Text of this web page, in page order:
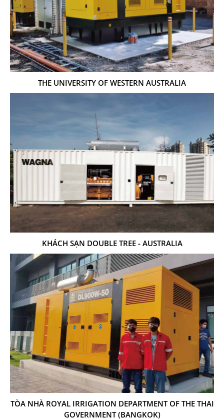
THE UNIVERSITY OF WESTERN AUSTRALIA
KHÁCH SẠN DOUBLE TREE - AUSTRALIA
TÒA NHÀ ROYAL IRRIGATION DEPARTMENT OF THE THAI
GOVERNMENT (BANGKOK)